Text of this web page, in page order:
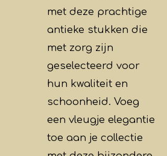
met deze prachtige
antieke stukken die
met zorg zijn
geselecteerd voor
hun kwaliteit en
schoonheid. Voeg
een vleugje elegantie
toe aan je collectie